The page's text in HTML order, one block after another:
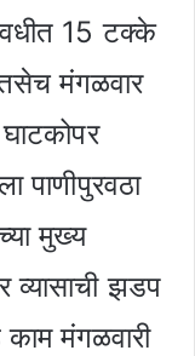
15 टक्के
मंगळवार
पाणीपुरवठा
मुख्य
व्यासाची झडप
मंगळवारी